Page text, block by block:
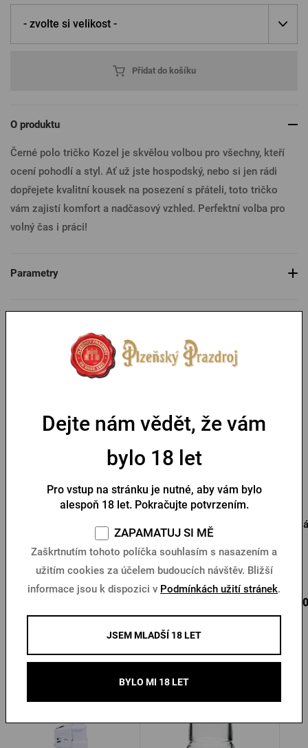
PŘIHLÁSIT PŘES SEZNAM
- zvolte si velikost -
Přidat do košíku
O produktu
Černé polo tričko Kozel je skvělou volbou pro všechny, kteří
ocení pohodlí a styl. Ať už jste hospodský, nebo si jen rádi
dopřejete kvalitní kousek na posezení s přáteli, toto tričko
vám zajistí komfort a nadčasový vzhled. Perfektní volba pro
volný čas i práci!
Parametry
Mohlo by se vám líbit
Kožená zástěra Kozel
Skladem 5 ks
Pánské triko Pilsner
Urquell béžová pečeť
Skladem > 10 ks
Další produkty od Kozla
Dejte nám vědět, že vám
bylo 18 let
Pro vstup na stránku je nutné, aby vám bylo
alespoň 18 let. Pokračujte potvrzením.
ZAPAMATUJ SI MĚ
Zaškrtnutím tohoto políčka souhlasím s nasazením a
užitím cookies za účelem budoucích návštěv. Bližší
informace jsou k dispozici v Podmínkách užití stránek.
JSEM MLADŠÍ 18 LET
BYLO MI 18 LET